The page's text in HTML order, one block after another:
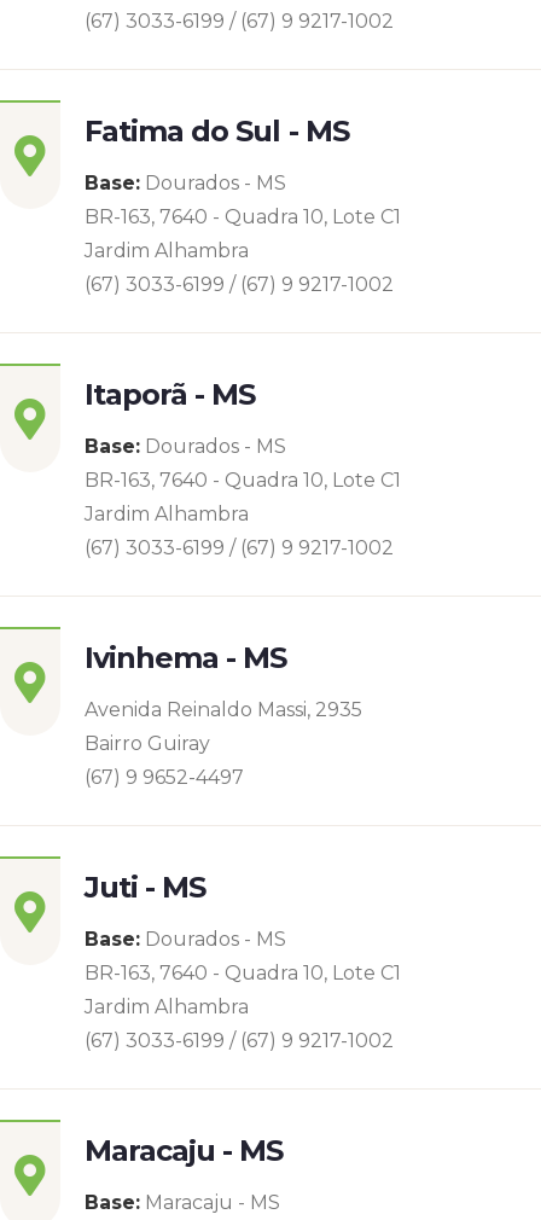
(67) 3033-6199 / (67) 9 9217-1002
Fatima do Sul - MS
Base: Dourados - MS
BR-163, 7640 - Quadra 10, Lote C1
Jardim Alhambra
(67) 3033-6199 / (67) 9 9217-1002
Itaporã - MS
Base: Dourados - MS
BR-163, 7640 - Quadra 10, Lote C1
Jardim Alhambra
(67) 3033-6199 / (67) 9 9217-1002
Ivinhema - MS
Avenida Reinaldo Massi, 2935
Bairro Guiray
(67) 9 9652-4497
Juti - MS
Base: Dourados - MS
BR-163, 7640 - Quadra 10, Lote C1
Jardim Alhambra
(67) 3033-6199 / (67) 9 9217-1002
Maracaju - MS
Base: Maracaju - MS